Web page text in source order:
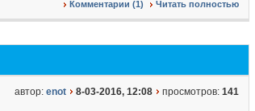
Комментарии (1) Читать полностью
автор: enot 8-03-2016, 12:08 просмотров: 141